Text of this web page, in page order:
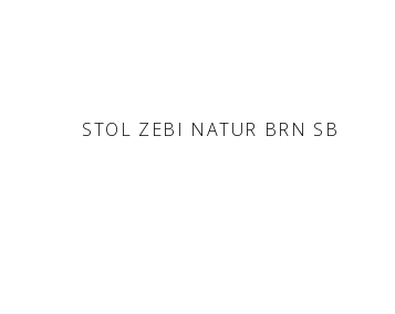
POVPRAŠEVANJE
STOL ZEBI NATUR BRN SB